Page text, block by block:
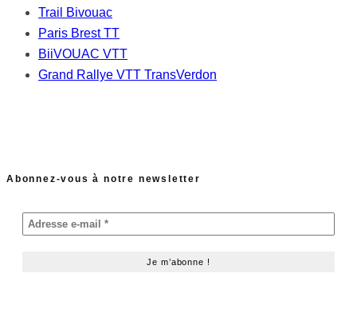
Trail Bivouac
Paris Brest TT
BiiVOUAC VTT
Grand Rallye VTT TransVerdon
Abonnez-vous à notre newsletter